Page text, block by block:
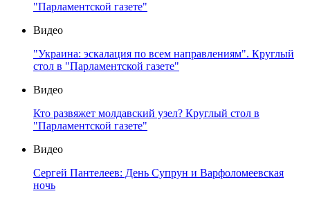
"Парламентской газете"
Видео
"Украина: эскалация по всем направлениям". Круглый
стол в "Парламентской газете"
Видео
Кто развяжет молдавский узел? Круглый стол в
"Парламентской газете"
Видео
Сергей Пантелеев: День Супрун и Варфоломеевская
ночь